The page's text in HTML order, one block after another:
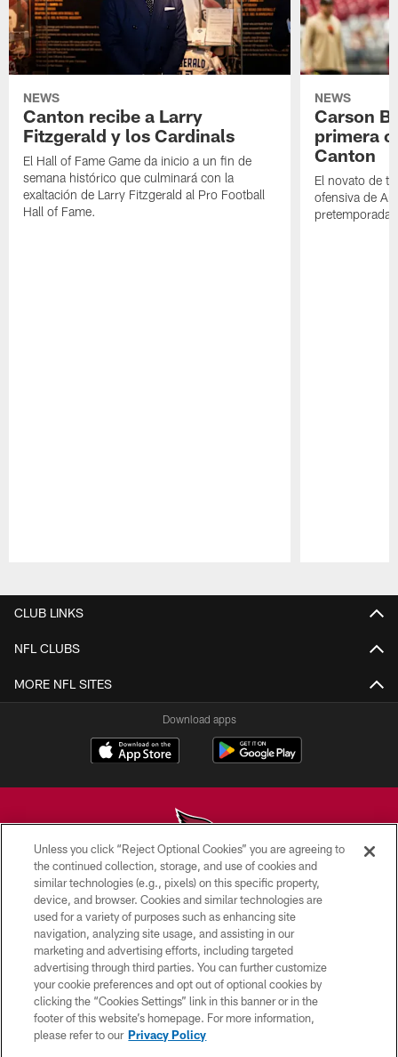
NEWS
Canton recibe a Larry
Fitzgerald y los Cardinals
El Hall of Fame Game da inicio a un fin de
semana histórico que culminará con la
exaltación de Larry Fitzgerald al Pro Football
Hall of Fame.
NEWS
Carson
primera
Canton
El novato de
ofensiva de
pretemporada
CLUB LINKS
NFL CLUBS
MORE NFL SITES
Download apps
© 2026 ARIZONA CARDINALS. ALL RIGHTS RESERVED.
CONTACT US
EMPLOYMENT
ACCESSIBILITY
PRIVACY POLICY
TERMS & CONDITIONS
Unless you click “Reject Optional Cookies” you are agreeing to
the continued collection, storage, and use of cookies and
similar technologies (e.g., pixels) on this specific property,
device, and browser. Cookies and similar technologies are
used for a variety of purposes such as enhancing site
navigation, analyzing site usage, and assisting in our
marketing and advertising efforts, including targeted
advertising through third parties. You can further customize
your cookie preferences and opt out of optional cookies by
clicking the “Cookies Settings” link in this banner or in the
footer of this website’s homepage. For more information,
please refer to our Privacy Policy